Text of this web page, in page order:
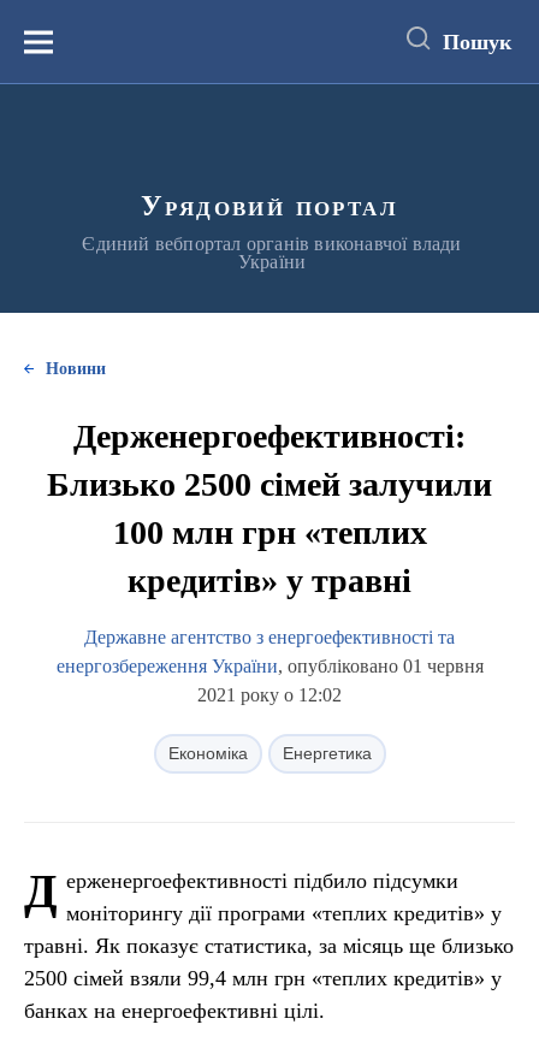
вмістуМеню Пошук
Урядовий портал
Єдиний вебпортал органів виконавчої влади
України
Новини
Держенергоефективності:
Близько 2500 сімей залучили
100 млн грн «теплих
кредитів» у травні
Державне агентство з енергоефективності та
енергозбереження України, опубліковано 01 червня
2021 року о 12:02
Економіка Енергетика
Д ерженергоефективності підбило підсумки
моніторингу дії програми «теплих кредитів» у
травні. Як показує статистика, за місяць ще близько
2500 сімей взяли 99,4 млн грн «теплих кредитів» у
банках на енергоефективні цілі.